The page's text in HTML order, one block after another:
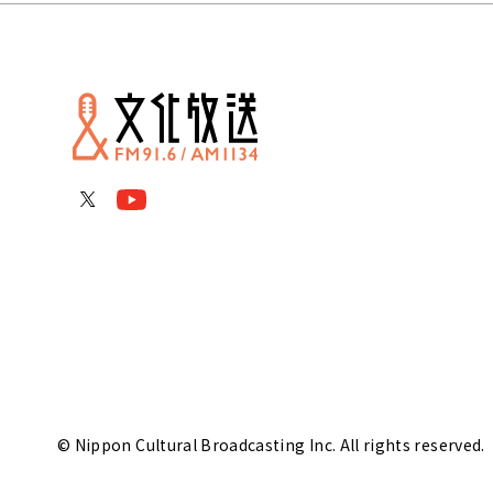
© Nippon Cultural Broadcasting Inc. All rights reserved.